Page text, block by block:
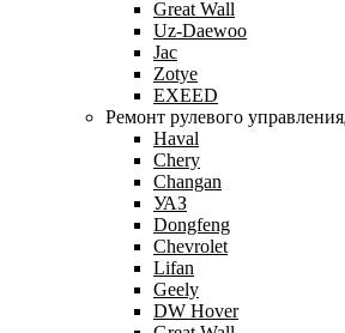
Great Wall
Uz-Daewoo
Jac
Zotye
EXEED
Ремонт рулевого управления
Haval
Chery
Changan
УАЗ
Dongfeng
Chevrolet
Lifan
Geely
DW Hover